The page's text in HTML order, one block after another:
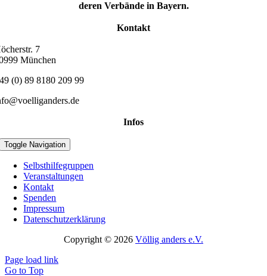
deren Verbände in Bayern.
Kontakt
7
München
(0) 89 8180 209 99
Infos
Toggle Navigation
Selbsthilfegruppen
Veranstaltungen
Kontakt
Spenden
Impressum
Datenschutzerklärung
Copyright © 2026 Völlig anders e.V.
Page load link
Go to Top